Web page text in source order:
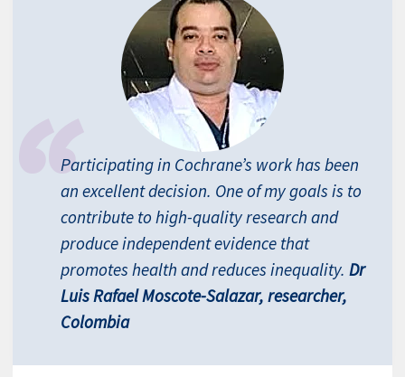
Participating in Cochrane’s work has been
an excellent decision. One of my goals is to
contribute to high-quality research and
produce independent evidence that
promotes health and reduces inequality. Dr
Luis Rafael Moscote-Salazar, researcher,
Colombia